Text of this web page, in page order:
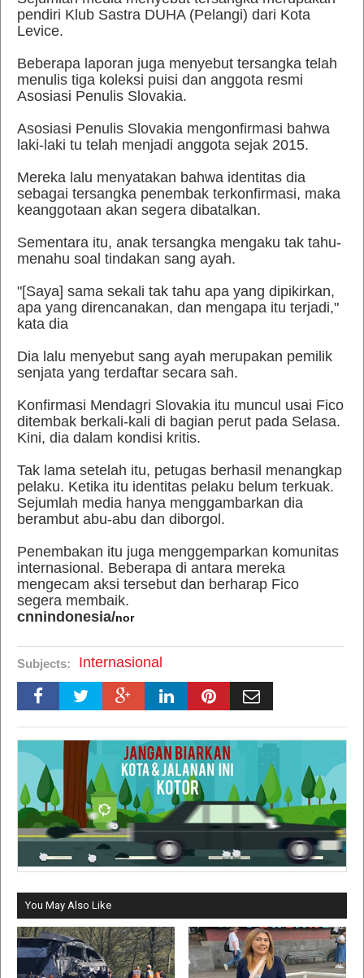
pendiri Klub Sastra DUHA (Pelangi) dari Kota
Levice.
Beberapa laporan juga menyebut tersangka telah
menulis tiga koleksi puisi dan anggota resmi
Asosiasi Penulis Slovakia.
Asosiasi Penulis Slovakia mengonfirmasi bahwa
laki-laki tu telah menjadi anggota sejak 2015.
Mereka lalu menyatakan bahwa identitas dia
sebagai tersangka penembak terkonfirmasi, maka
keanggotaan akan segera dibatalkan.
Sementara itu, anak tersangka mengaku tak tahu-
menahu soal tindakan sang ayah.
"[Saya] sama sekali tak tahu apa yang dipikirkan,
apa yang direncanakan, dan mengapa itu terjadi,"
kata dia
Dia lalu menyebut sang ayah merupakan pemilik
senjata yang terdaftar secara sah.
Konfirmasi Mendagri Slovakia itu muncul usai Fico
ditembak berkali-kali di bagian perut pada Selasa.
Kini, dia dalam kondisi kritis.
Tak lama setelah itu, petugas berhasil menangkap
pelaku. Ketika itu identitas pelaku belum terkuak.
Sejumlah media hanya menggambarkan dia
berambut abu-abu dan diborgol.
Penembakan itu juga menggemparkan komunitas
internasional. Beberapa di antara mereka
mengecam aksi tersebut dan berharap Fico
segera membaik.
cnnindonesia/nor
Subjects: Internasional
You May Also Like